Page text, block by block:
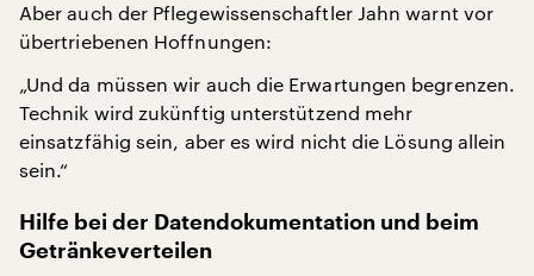
Aber auch der Pflegewissenschaftler Jahn warnt vor
übertriebenen Hoffnungen:
„Und da müssen wir auch die Erwartungen begrenzen.
Technik wird zukünftig unterstützend mehr
einsatzfähig sein, aber es wird nicht die Lösung allein
sein.“
Hilfe bei der Datendokumentation und beim
Getränkeverteilen